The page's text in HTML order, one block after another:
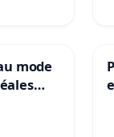
mode
basé